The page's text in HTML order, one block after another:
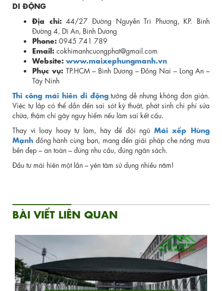
DI ĐỘNG
Địa chỉ: 44/27 Đường Nguyễn Tri Phương, KP. Bình
Đường 4, Dĩ An, Bình Dương
Phone: 0945 741 789
Email: cokhimanhcuongphat@gmail.com
Website: www.maixephungmanh.vn
Phục vụ: TP.HCM – Bình Dương – Đồng Nai – Long An –
Tây Ninh
Thi công mái hiên di độngtưởng dễ nhưng không đơn giản.
Việc tự lắp có thể dẫn đến sai sót kỹ thuật, phát sinh chi phí sửa
chữa, thậm chí gây nguy hiểm nếu làm sai kết cấu.
Thay vì loay hoay tự làm, hãy để đội ngũ Mái xếp Hùng
Mạnh đồng hành cùng bạn, mang đến giải pháp che nắng mưa
bền đẹp – an toàn – đúng nhu cầu, đúng ngân sách.
Đầu tư mái hiên một lần – yên tâm sử dụng nhiều năm!
BÀI VIẾT LIÊN QUAN